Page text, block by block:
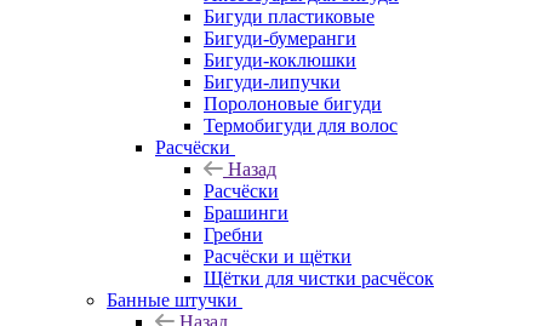
Бигуди пластиковые
Бигуди-бумеранги
Бигуди-коклюшки
Бигуди-липучки
Поролоновые бигуди
Термобигуди для волос
Расчёски
Назад
Расчёски
Брашинги
Гребни
Расчёски и щётки
Щётки для чистки расчёсок
Банные штучки
Назад